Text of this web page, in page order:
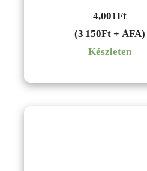
4,001Ft
(3 150Ft + ÁFA)
Készleten